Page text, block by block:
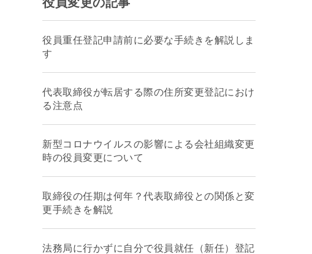
役員重任登記申請前に必要な手続きを解説しま
す
代表取締役が転居する際の住所変更登記におけ
る注意点
新型コロナウイルスの影響による会社組織変更
時の役員変更について
取締役の任期は何年？代表取締役との関係と変
更手続きを解説
法務局に行かずに自分で役員就任（新任）登記